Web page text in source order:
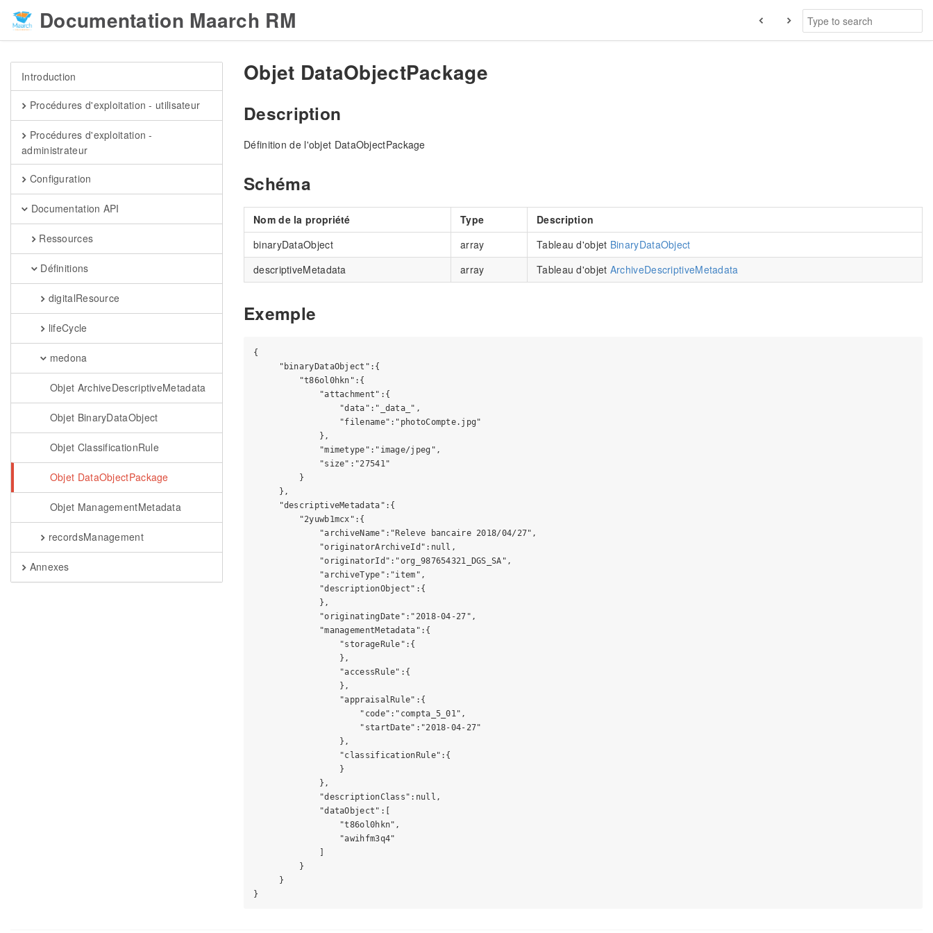
Documentation Maarch RM
Introduction
Procédures d'exploitation - utilisateur
Procédures d'exploitation -
administrateur
Configuration
Documentation API
Ressources
Définitions
digitalResource
lifeCycle
medona
Objet ArchiveDescriptiveMetadata
Objet BinaryDataObject
Objet ClassificationRule
Objet DataObjectPackage
Objet ManagementMetadata
recordsManagement
Annexes
Objet DataObjectPackage
Description
Définition de l'objet DataObjectPackage
Schéma
Nom de la propriété Type
Description
binaryDataObject
array Tableau d'objet BinaryDataObject
descriptiveMetadata
array Tableau d'objet ArchiveDescriptiveMetadata
Exemple
{
     "binaryDataObject":{
         "t86ol0hkn":{
             "attachment":{
                 "data":"_data_",
                 "filename":"photoCompte.jpg"
             },
             "mimetype":"image/jpeg",
             "size":"27541"
         }
     },
     "descriptiveMetadata":{
         "2yuwb1mcx":{
             "archiveName":"Releve bancaire 2018/04/27",
             "originatorArchiveId":null,
             "originatorId":"org_987654321_DGS_SA",
             "archiveType":"item",
             "descriptionObject":{
             },
             "originatingDate":"2018-04-27",
             "managementMetadata":{
                 "storageRule":{
                 },
                 "accessRule":{
                 },
                 "appraisalRule":{
                     "code":"compta_5_01",
                     "startDate":"2018-04-27"
                 },
                 "classificationRule":{
                 }
             },
             "descriptionClass":null,
             "dataObject":[
                 "t86ol0hkn",
                 "awihfm3q4"
         }
     }